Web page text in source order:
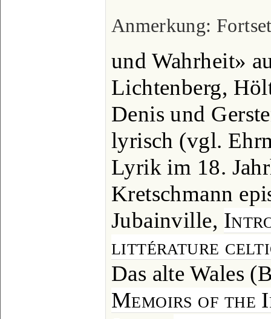
Anmerkung:
und Wahrheit»
Lichtenberg,
Denis und
lyrisch (vgl.
Lyrik im 18.
Kretschmann
Jubainville,
littérature
Das alte Wales
Memoirs of the